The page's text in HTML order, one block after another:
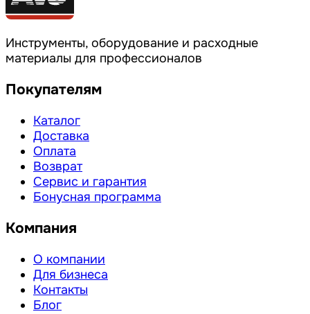
Инструменты, оборудование и расходные
материалы для профессионалов
Покупателям
Каталог
Доставка
Оплата
Возврат
Сервис и гарантия
Бонусная программа
Компания
О компании
Для бизнеса
Контакты
Блог